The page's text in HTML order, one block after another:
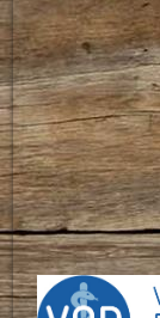
Andrew Taylor
Osteopathie